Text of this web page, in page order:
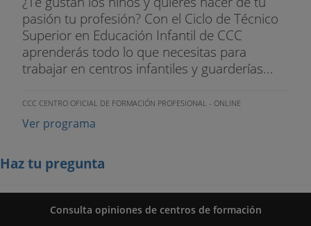
pasión tu profesión? Con el Ciclo de Técnico
Superior en Educación Infantil de CCC
aprenderás todo lo que necesitas para
trabajar en centros infantiles y guarderías...
CCC CENTRO OFICIAL DE FORMACIÓN PROFESIONAL - ONLINE
Ver programa
Haz tu pregunta
Consulta opiniones de centros de formación